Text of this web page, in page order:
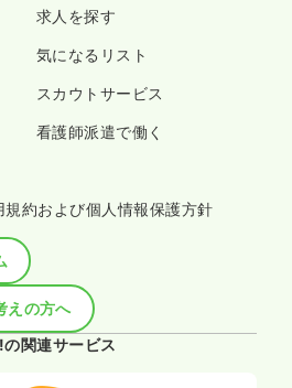
求人を探す
気になるリスト
スカウトサービス
看護師派遣で働く
約および個人情報保護方針
えの方へ
関連サービス